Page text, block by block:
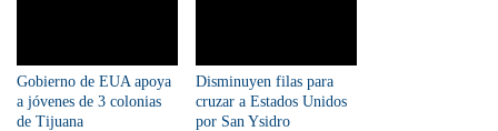
Gobierno de EUA apoya
a jóvenes de 3 colonias
de Tijuana
Disminuyen filas para
cruzar a Estados Unidos
por San Ysidro